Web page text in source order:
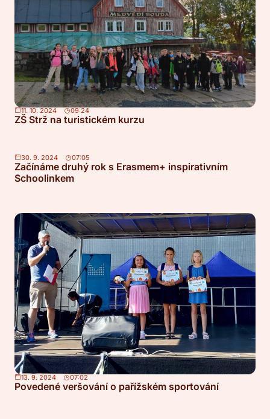
11. 10. 2024 09:24
ZŠ Strž na turistickém kurzu
30. 9. 2024 07:05
Začínáme druhý rok s Erasmem+ inspirativním
Schoolinkem
13. 9. 2024 07:02
Povedené veršování o pařížském sportování